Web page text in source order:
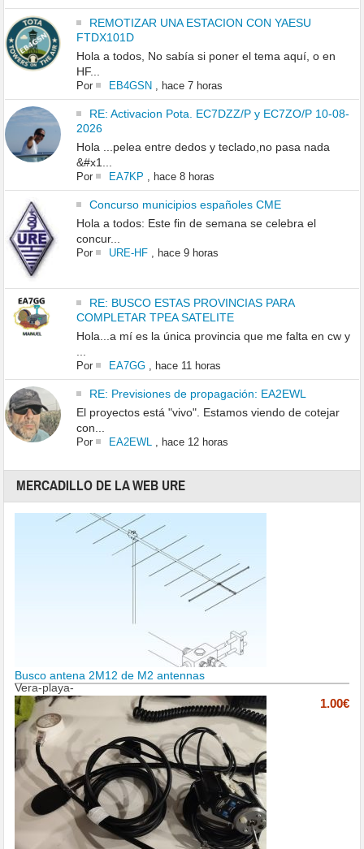
REMOTIZAR UNA ESTACION CON YAESU
FTDX101D
Hola a todos, No sabía si poner el tema aquí, o en
HF...
Por EB4GSN, hace 7 horas
RE: Activacion Pota. EC7DZZ/P y EC7ZO/P 10-08-
2026
Hola ...pelea entre dedos y teclado,no pasa nada
&#x1...
Por EA7KP hace 8 horas
Concurso municipios españoles CME
Hola a todos: Este fin de semana se celebra el
concur...
Por URE-HF, hace 9 horas
RE: BUSCO ESTAS PROVINCIAS PARA
COMPLETAR TPEA SATELITE
Hola...a mí es la única provincia que me falta en cw y
Por EA7GG, hace 11 horas
RE: Previsiones de propagación: EA2EWL
El proyectos está "vivo". Estamos viendo de cotejar
con...
Por EA2EWL, hace 12 horas
MERCADILLO DE LA WEB URE
Busco antena 2M12 de M2 antennas
Vera-playa-
1.00€